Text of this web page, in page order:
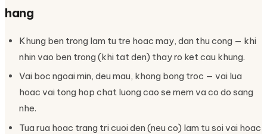
hang
Khung ben trong lam tu tre hoac may, dan thu cong — khi
nhin vao ben trong (khi tat den) thay ro ket cau khung.
Vai boc ngoai min, deu mau, khong bong troc — vai lua
hoac vai tong hop chat luong cao se mem va co do sang
nhe.
Tua rua hoac trang tri cuoi den (neu co) lam tu soi vai hoac